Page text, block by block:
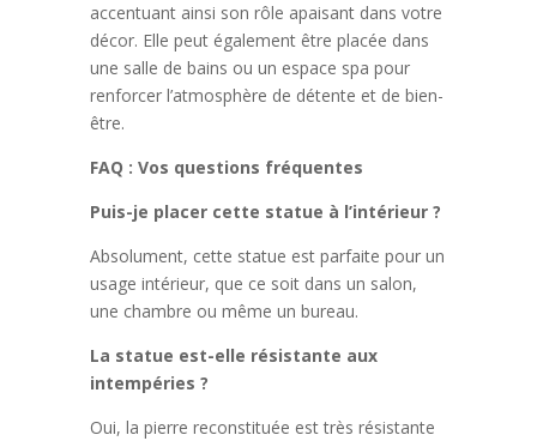
accentuant ainsi son rôle apaisant dans votre
décor. Elle peut également être placée dans
une salle de bains ou un espace spa pour
renforcer l’atmosphère de détente et de bien-
être.
FAQ : Vos questions fréquentes
Puis-je placer cette statue à l’intérieur ?
Absolument, cette statue est parfaite pour un
usage intérieur, que ce soit dans un salon,
une chambre ou même un bureau.
La statue est-elle résistante aux
intempéries ?
Oui, la pierre reconstituée est très résistante